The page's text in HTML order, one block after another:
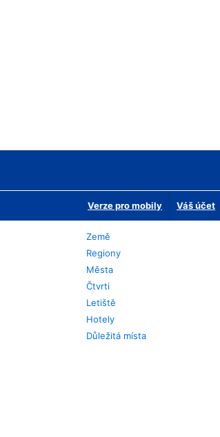
Verze pro mobily Váš účet
Země
Regiony
Města
Čtvrti
Letiště
Hotely
Důležitá místa